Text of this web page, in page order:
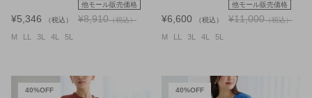
¥5,346 （税込）
他モール販売価格
¥8,910（税込）
M LL 3L 4L 5L
¥6,600 （税込）
他モール販売価格
¥11,000（税込）
M LL 3L 4L 5L
40%OFF 40%OFF